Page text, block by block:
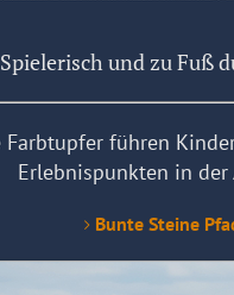
Spielerisch und zu Fuß
Farbtupfer führen
Erlebnispunkten in der
Bunte Steine